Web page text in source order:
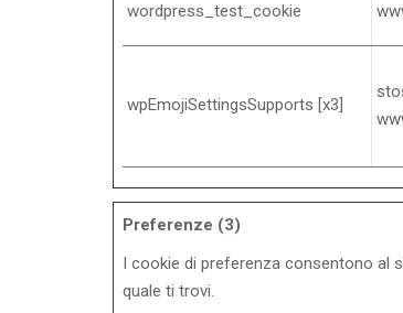
wordpress_test_cookie
wpEmojiSettingsSupports [x3]
Preferenze (3)
I cookie di preferenza consentono al
quale ti trovi.